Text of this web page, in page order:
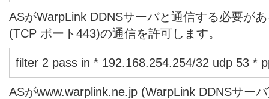
ASがWarpLink DDNSサーバと通信する必要が
(TCP ポート443)の通信を許可します。
filter 2 pass in * 192.168.254.254/32 udp 53 *
ASがwww.warplink.ne.jp (WarpLink DDNSサー